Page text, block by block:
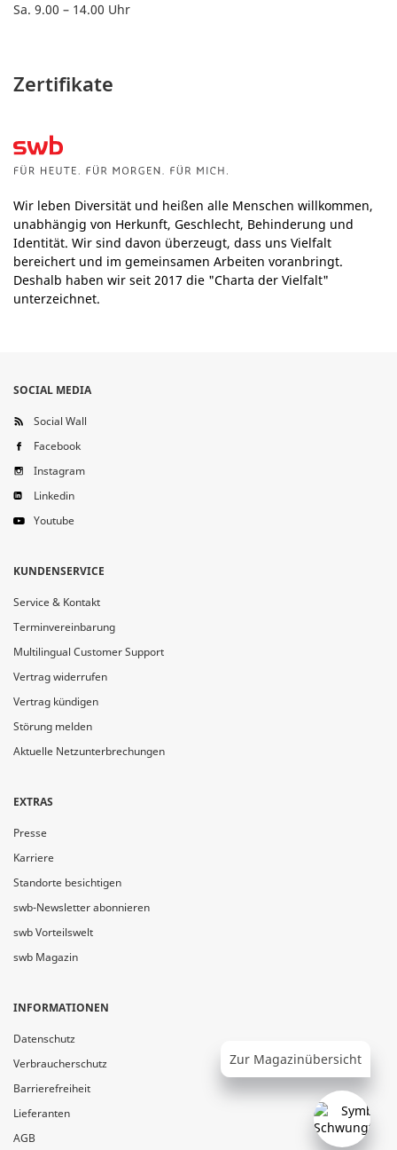
Zur Magazinübersicht
Sa. 9.00 – 14.00 Uhr
Zertifikate
Wir leben Diversität und heißen alle Menschen willkommen,
unabhängig von Herkunft, Geschlecht, Behinderung und
Identität. Wir sind davon überzeugt, dass uns Vielfalt
bereichert und im gemeinsamen Arbeiten voranbringt.
Deshalb haben wir seit 2017 die "Charta der Vielfalt"
unterzeichnet.
SOCIAL MEDIA
Social Wall
Facebook
Instagram
Linkedin
Youtube
KUNDENSERVICE
Service & Kontakt
Terminvereinbarung
Multilingual Customer Support
Vertrag widerrufen
Vertrag kündigen
Störung melden
Aktuelle Netzunterbrechungen
EXTRAS
Presse
Karriere
Standorte besichtigen
swb-Newsletter abonnieren
swb Vorteilswelt
swb Magazin
INFORMATIONEN
Datenschutz
Verbraucherschutz
Barrierefreiheit
Lieferanten
AGB